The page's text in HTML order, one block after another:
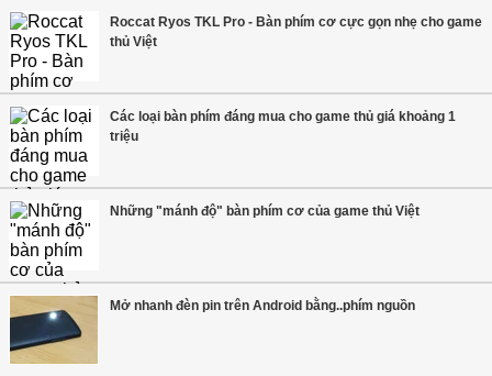
Roccat Ryos TKL Pro - Bàn phím cơ cực gọn nhẹ cho game
thủ Việt
Các loại bàn phím đáng mua cho game thủ giá khoảng 1
triệu
Những "mánh độ" bàn phím cơ của game thủ Việt
Mở nhanh đèn pin trên Android bằng..phím nguồn